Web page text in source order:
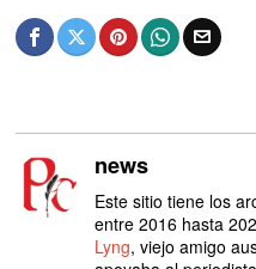
news
Este sitio tiene los
entre 2016 hasta
Lyng, viejo amigo